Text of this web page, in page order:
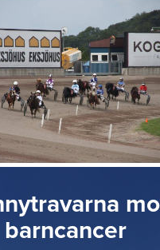
barncancer